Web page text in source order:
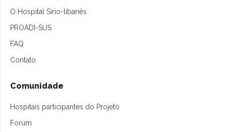
O Hospital Sírio-libanês
PROADI-SUS
FAQ
Contato
Comunidade
Hospitais participantes do Projeto
Forum